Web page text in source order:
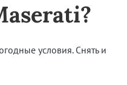
условия. Снять и